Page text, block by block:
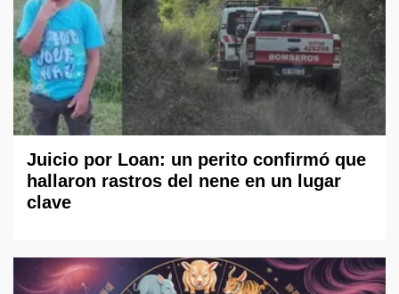
Juicio por Loan: un perito confirmó que
hallaron rastros del nene en un lugar
clave